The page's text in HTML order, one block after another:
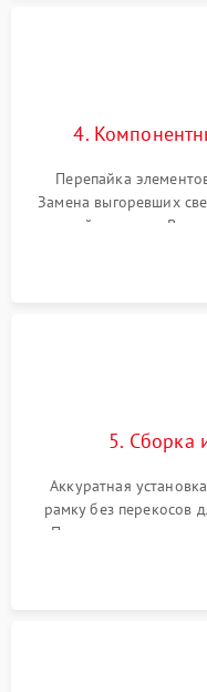
4.
Перепайка
Замена выгоревших
хрупкой матрицы.
прошивка
5. Сборка
Аккуратная
рамку без перекосов
Подключение
Сброс настроек и